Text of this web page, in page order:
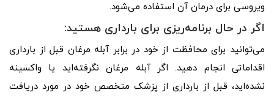
ویروسی برای درمان آن استفاده می‌شود.
اگر در حال برنامه‌ریزی برای بارداری هستید:
می‌توانید برای محافظت از خود در برابر آبله مرغان قبل از بارداری
اقداماتی انجام دهید. اگر آبله مرغان نگرفته‌اید یا واکسینه
نشده‌اید، قبل از بارداری از پزشک متخصص خود در مورد دریافت